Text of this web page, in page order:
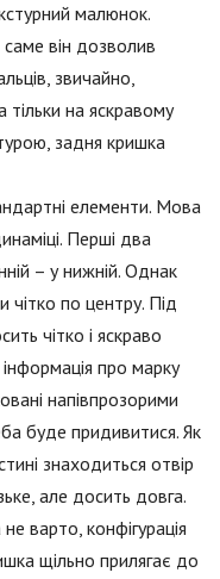
малюнок.
він дозволив
звичайно,
на яскравому
задня кришка
елементи. Мова
Перші два
– у нижній. Однак
по центру. Під
чітко і яскраво
про марку
напівпрозорими
буде придивитися. Як
знаходиться отвір
але досить довга.
варто, конфігурація
щільно прилягає до